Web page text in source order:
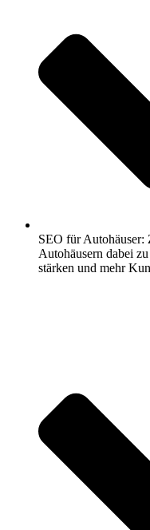
SEO für Autohäuser:
Autohäusern dabei
stärken und mehr